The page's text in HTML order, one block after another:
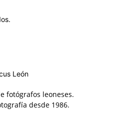
fotógrafos leoneses.
desde 1986.